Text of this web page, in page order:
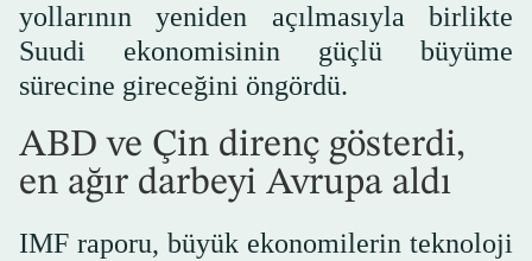
yollarının yeniden açılmasıyla birlikte
Suudi ekonomisinin güçlü büyüme
sürecine gireceğini öngördü.
ABD ve Çin direnç gösterdi,
en ağır darbeyi Avrupa aldı
IMF raporu, büyük ekonomilerin teknoloji